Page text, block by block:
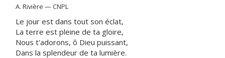
A. Rivière — CNPL
Le jour est dans tout son éclat,
La terre est pleine de ta gloire,
Nous t'adorons, ô Dieu puissant,
Dans la splendeur de ta lumière.